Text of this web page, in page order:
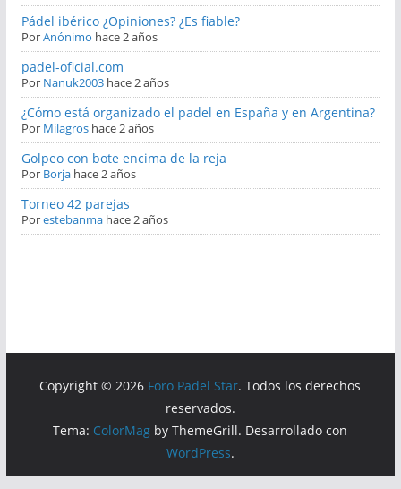
Pádel ibérico ¿Opiniones? ¿Es fiable?
PorAnónimo hace 2 años
padel-oficial.com
Por Nanuk2003 hace 2 años
¿Cómo está organizado el padel en España y en Argentina?
Por Milagros hace 2 años
Golpeo con bote encima de la reja
Por Borja hace 2 años
Torneo 42 parejas
Porestebanma hace 2 años
Copyright © 2026 Foro Padel Star. Todos los derechos
reservados.
Tema: ColorMag by ThemeGrill. Desarrollado con
WordPress.